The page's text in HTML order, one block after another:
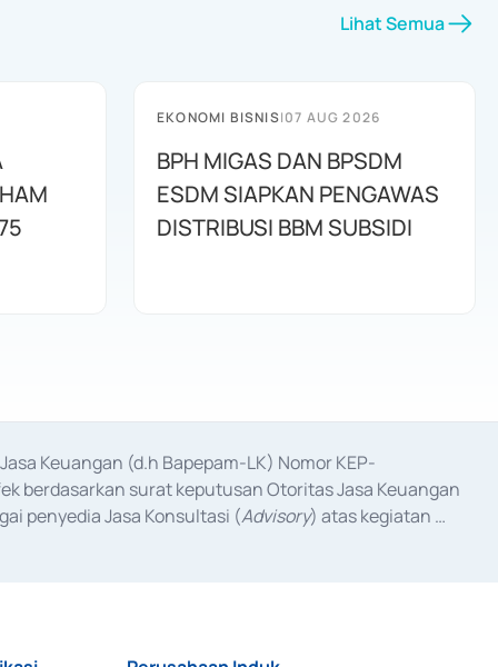
Lihat Semua
EKONOMI BISNIS|07 AUG 2026
BPH MIGAS DAN BPSDM
ESDM SIAPKAN PENGAWAS
DISTRIBUSI BBM SUBSIDI
Keuangan (d.h Bapepam-LK) Nomor KEP-
berdasarkan surat keputusan Otoritas Jasa Keuangan
penyedia Jasa Konsultasi (Advisory) atas kegiatan